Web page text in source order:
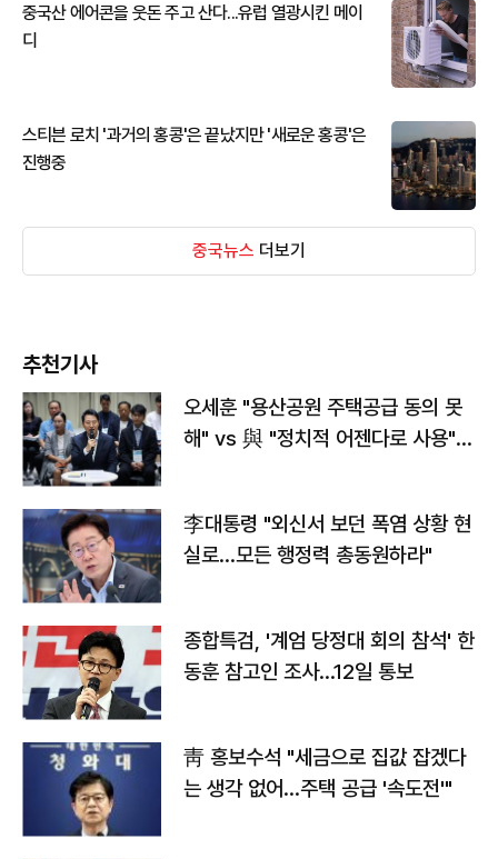
중국산 에어콘을 웃돈 주고 산다...유럽 열광시킨 메이
디
스티븐 로치 '과거의 홍콩'은 끝났지만 '새로운 홍콩'은
진행중
중국뉴스 더보기
추천기사
오세훈 "용산공원 주택공급 동의 못
해" vs 與 "정치적 어젠다로 사용"
李대통령 "외신서 보던 폭염 상황 현
실로…모든 행정력 총동원하라"
종합특검, '계엄 당정대 회의 참석' 한
동훈 참고인 조사...12일 통보
靑 홍보수석 "세금으로 집값 잡겠다
는 생각 없어…주택 공급 '속도전'"